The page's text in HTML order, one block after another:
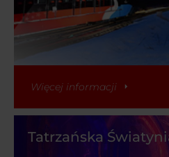
Więcej informacji
Tatrzańska